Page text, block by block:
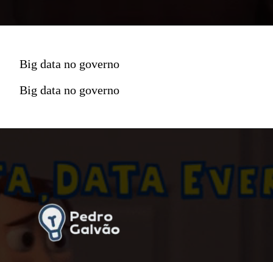
Big data no governo
Big data no governo